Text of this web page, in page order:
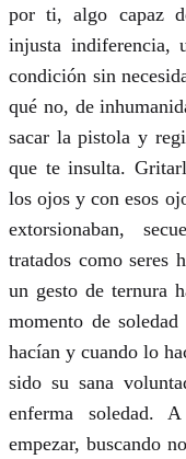
por ti, algo capaz
injusta indiferencia,
condición sin
qué no, de
sacar la pistola y
que te insulta.
los ojos y con esos
extorsionaban,
tratados como seres
un gesto de ternura
momento de
hacían y cuando lo
sido su sana
enferma soledad.
empezar, buscando